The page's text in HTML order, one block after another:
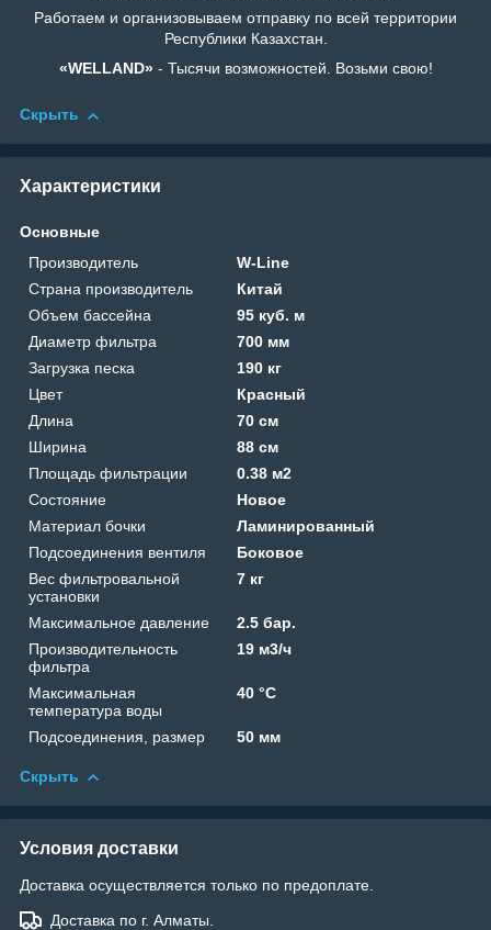
Работаем и организовываем отправку по всей территории
Республики Казахстан.
«WELLAND»- Тысячи возможностей. Возьми свою!
Скрыть
Характеристики
Основные
Производитель
W-Line
Страна производитель
Китай
Объем бассейна
95 куб. м
Диаметр фильтра
700 мм
Загрузка песка
190 кг
Цвет
Красный
Длина
70 см
Ширина
88 см
Площадь фильтрации
0.38 м2
Состояние
Новое
Материал бочки
Ламинированный
Подсоединения вентиля
Боковое
Вес фильтровальной
установки
7 кг
Максимальное давление
2.5 бар.
Производительность
фильтра
19 м3/ч
Максимальная
температура воды
40 °C
Подсоединения, размер 50 мм
Скрыть
Условия доставки
Доставка осуществляется только по предоплате.
Доставка по г. Алматы.